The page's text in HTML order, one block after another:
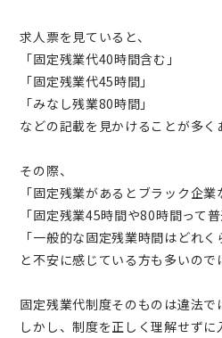
求人票を見ていると、
「固定残業代40時間含む」
「固定残業代45時間」
「みなし残業80時間」
などの記載を見かけることが多く
その際、
「固定残業があるとブラック企業
「固定残業45時間や80時間って普
「一般的な固定残業時間はどれく
と不安に感じている方も多いので
固定残業代制度そのものは違法で
しかし、制度を正しく理解せずに